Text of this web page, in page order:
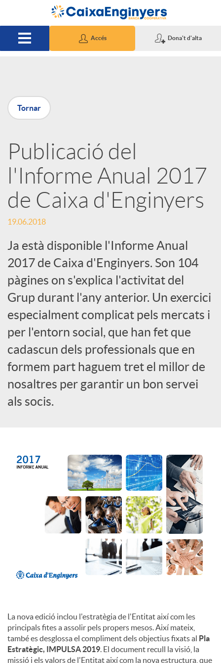
Salta al contingut principal
Accés Dona't d'alta
P
u
b
l
i
c
a
d
o
r
d
c
n
Tornar
Publicació del
l'Informe Anual 2017
de Caixa d'Enginyers
19.06.2018
Ja està disponible l'Informe Anual
2017 de Caixa d'Enginyers. Son 104
pàgines on s'explica l'activitat del
Grup durant l'any anterior. Un exercici
especialment complicat pels mercats i
per l'entorn social, que han fet que
cadascun dels professionals que en
formem part haguem tret el millor de
nosaltres per garantir un bon servei
als socis.
La nova edició inclou l'estratègia de l'Entitat així com les
principals fites a assolir pels propers mesos. Així mateix,
també es desglossa el compliment dels objectius fixats al Pla
Estratègic, IMPULSA 2019 . El document recull la visió, la
missió i els valors de l'Entitat així com la nova estructura, que